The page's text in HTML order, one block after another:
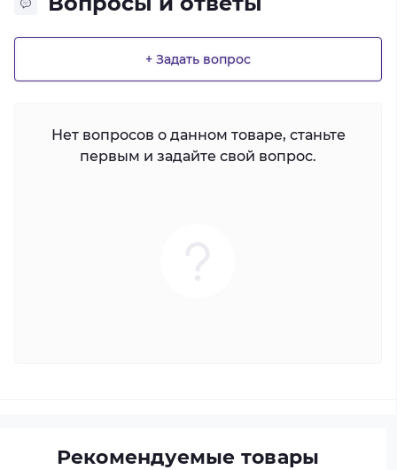
+ Задать вопрос
Нет вопросов о данном товаре, станьте
первым и задайте свой вопрос.
Рекомендуемые товары